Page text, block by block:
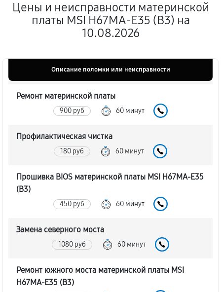
Цены и неисправности материнской
платы MSI H67MA-E35 (B3) на
10.08.2026
Описание поломки или неисправности
Ремонт материнской платы
900 руб 60 минут
Профилактическая чистка
180 руб 60 минут
Прошивка BIOS материнской платы MSI H67MA-E35
(B3)
450 руб 60 минут
Замена северного моста
1080 руб 60 минут
Ремонт южного моста материнской платы MSI
H67MA-E35 (B3)